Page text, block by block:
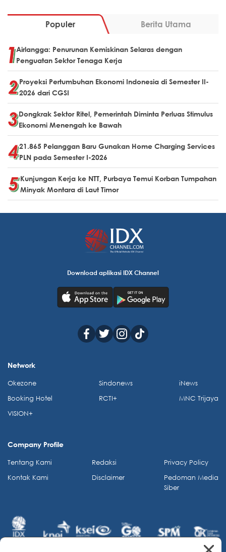
Populer Berita Utama
Airlangga: Penurunan Kemiskinan Selaras dengan
Penguatan Sektor Tenaga Kerja
Proyeksi Pertumbuhan Ekonomi Indonesia di Semester II-
2026 dari CGSI
Dongkrak Sektor Ritel, Pemerintah Diminta Perluas Stimulus
Ekonomi Menengah ke Bawah
21.865 Pelanggan Baru Gunakan Home Charging Services
PLN pada Semester I-2026
Kunjungan Kerja ke NTT, Purbaya Temui Korban Tumpahan
Minyak Montara di Laut Timor
Download aplikasi IDX Channel
Network
Okezone
Booking Hotel
VISION+
Sindonews
RCTI+
iNews
MNC Trijaya
Company Profile
Tentang Kami
Kontak Kami
Redaksi
Disclaimer
Privacy Policy
Pedoman Media
Siber